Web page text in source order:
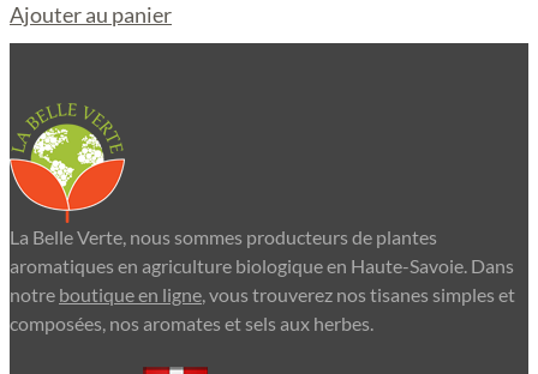
Ajouter au panier
La Belle Verte, nous sommes producteurs de plantes
aromatiques en agriculture biologique en Haute-Savoie. Dans
notre boutique en ligne, vous trouverez nos tisanes simples et
composées, nos aromates et sels aux herbes.